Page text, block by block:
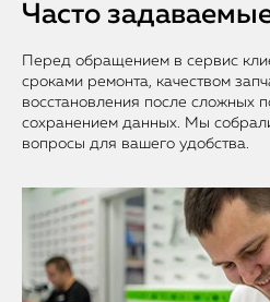
Часто
Перед обращением в сервис
сроками ремонта, качеством
восстановления после сложных
сохранением данных. Мы
вопросы для вашего удобства.